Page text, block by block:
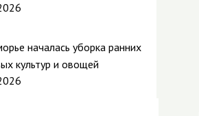
началась уборка ранних
культур и овощей